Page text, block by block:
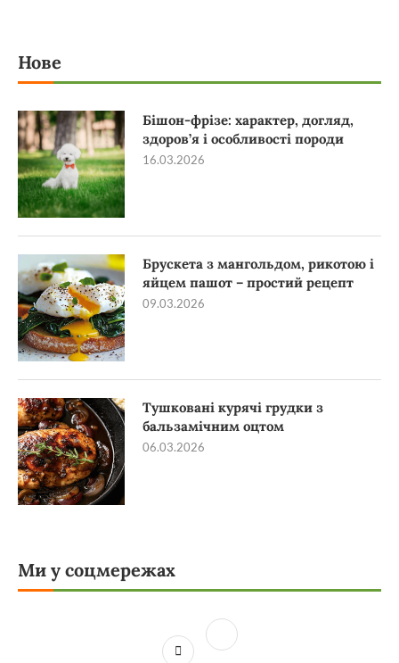
Нове
Бішон-фрізе: характер, догляд,
здоров’я і особливості породи
16.03.2026
Брускета з мангольдом, рикотою і
яйцем пашот – простий рецепт
09.03.2026
Тушковані курячі грудки з
бальзамічним оцтом
06.03.2026
Ми у соцмережах